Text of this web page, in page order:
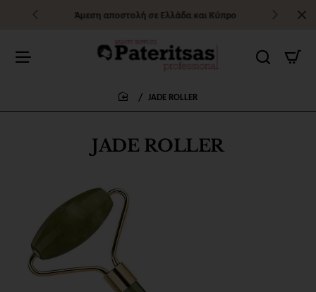
Άμεση αποστολή σε Ελλάδα και Κύπρο
JADE ROLLER
JADE ROLLER